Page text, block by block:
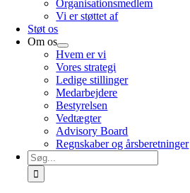
Organisationsmedlem
Vi er støttet af
Støt os
Om os
Hvem er vi
Vores strategi
Ledige stillinger
Medarbejdere
Bestyrelsen
Vedtægter
Advisory Board
Regnskaber og årsberetninger
Søg
efter: